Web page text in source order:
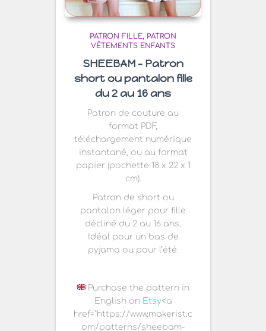
PATRON FILLE
PATRON
VÊTEMENTS ENFANTS
SHEEBAM – Patron
short ou pantalon fille
du 2 au 16 ans
Patron de couture au
format PDF,
téléchargement numérique
instantané, ou au format
papier (pochette 18 x 22 x 1
cm).
Patron de short ou
pantalon léger pour fille
décliné du 2 au 16 ans.
Idéal pour un bas de
pyjama ou pour l’été.
Purchase the pattern in
English on Etsy<a
href="https://www.makerist.c
om/patterns/sheebam-